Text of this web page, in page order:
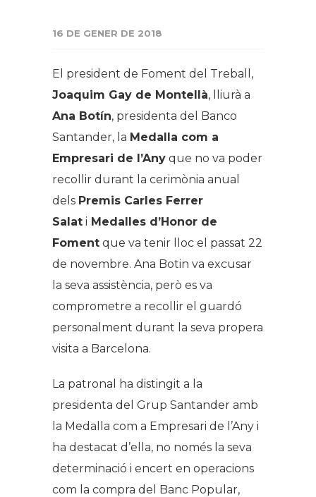
16 DE GENER DE 2018
El president de Foment del Treball,
Joaquim Gay de Montellà, lliurà a
Ana Botín, presidenta del Banco
Santander, la Medalla com a
Empresari de l’Any que no va poder
recollir durant la cerimònia anual
dels Premis Carles Ferrer
Salat i Medalles d’Honor de
Foment que va tenir lloc el passat 22
de novembre. Ana Botin va excusar
la seva assistència, però es va
comprometre a recollir el guardó
personalment durant la seva propera
visita a Barcelona.
La patronal ha distingit a la
presidenta del Grup Santander amb
la Medalla com a Empresari de l’Any i
ha destacat d’ella, no només la seva
determinació i encert en operacions
com la compra del Banc Popular,